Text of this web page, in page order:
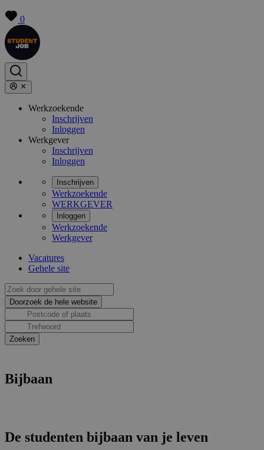
0
Werkzoekende
Inschrijven
Inloggen
Werkgever
Inschrijven
Inloggen
Inschrijven
Werkzoekende
WERKGEVER
Inloggen
Werkzoekende
Werkgever
Vacatures
Gehele site
Bijbaan
De studenten bijbaan van je leven